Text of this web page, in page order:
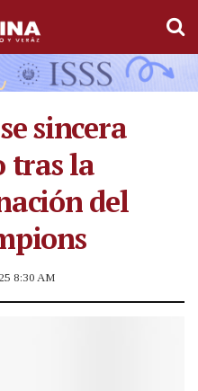
sincera
tras la
del
8:30 AM